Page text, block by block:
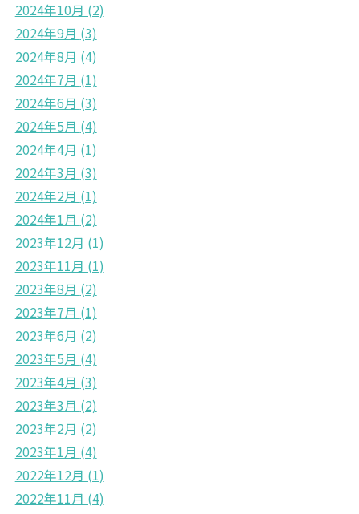
2024年10月 (2)
2024年9月 (3)
2024年8月 (4)
2024年7月 (1)
2024年6月 (3)
2024年5月 (4)
2024年4月 (1)
2024年3月 (3)
2024年2月 (1)
2024年1月 (2)
2023年12月 (1)
2023年11月 (1)
2023年8月 (2)
2023年7月 (1)
2023年6月 (2)
2023年5月 (4)
2023年4月 (3)
2023年3月 (2)
2023年2月 (2)
2023年1月 (4)
2022年12月 (1)
2022年11月 (4)